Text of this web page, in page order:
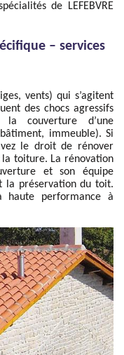
de LEFEBVRE
– services
vents) qui s’agitent
des chocs agressifs
couverture d’une
immeuble). Si
le droit de rénover
toiture. La rénovation
et son équipe
la préservation du toit.
haute performance à